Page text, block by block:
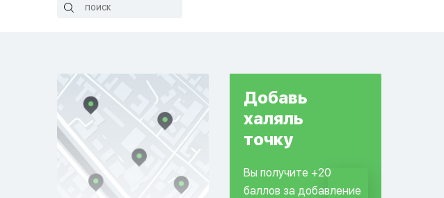
Добавь
халяль
точку
Вы получите +20
баллов за добавление